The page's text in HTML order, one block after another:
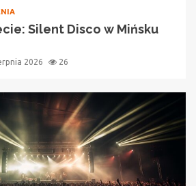
Silent Disco w Mińsku
2026 26